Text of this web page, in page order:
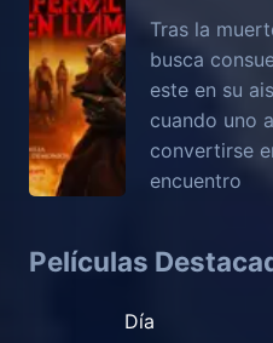
Tras la
busca
este en su
cuando uno
convertirse
encuentro
Películas
Día